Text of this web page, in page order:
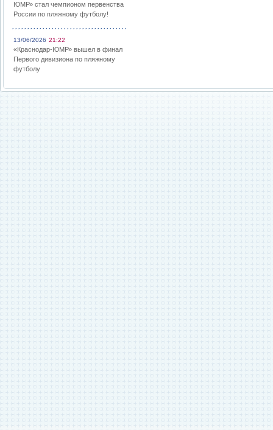
ЮМР» стал чемпионом первенства
России по пляжному футболу!
13/06/2026 21:22
«Краснодар-ЮМР» вышел в финал
Первого дивизиона по пляжному
футболу